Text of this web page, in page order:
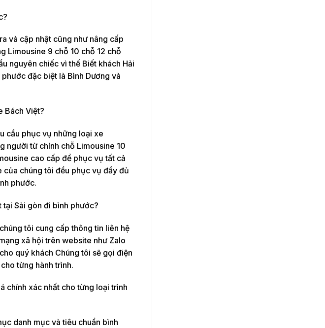
và cập nhật cũng như nâng cấp
Limousine 9 chỗ 10 chỗ 12 chỗ
nguyên chiếc vì thế Biết khách Hải
đặc biệt là Bình Dương và
Bách Việt?
cầu phục vụ những loại xe
người từ chính chỗ Limousine 10
cao cấp để phục vụ tất cả
của chúng tôi đều phục vụ đầy đủ
phước.
Sài gòn đi bình phước?
tôi cung cấp thông tin liên hệ
xã hội trên website như Zalo
quý khách Chúng tôi sẽ gọi điện
từng hành trình.
chính xác nhất cho từng loại trình
danh mục và tiêu chuẩn bình